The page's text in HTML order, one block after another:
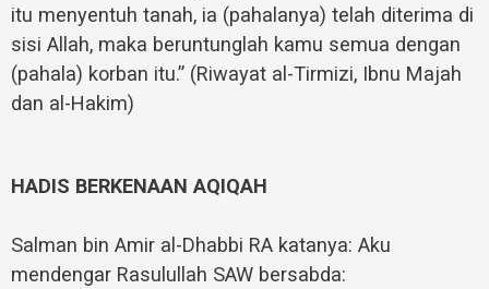
itu menyentuh tanah, ia (pahalanya) telah diterima di
sisi Allah, maka beruntunglah kamu semua dengan
(pahala) korban itu.” (Riwayat al-Tirmizi, Ibnu Majah
dan al-Hakim)
HADIS BERKENAAN AQIQAH
Salman bin Amir al-Dhabbi RA katanya: Aku
mendengar Rasulullah SAW bersabda: